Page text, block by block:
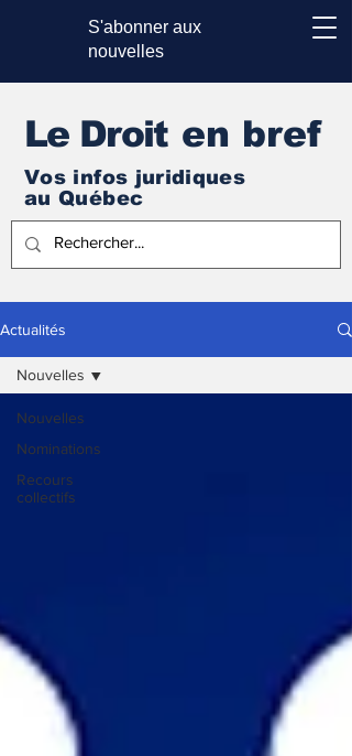
S'abonner aux
nouvelles
Le Droit en bref
Vos infos juridiques
au Québec
Actualités
Nouvelles
Nominations
Recours
collectifs
Nouvelles